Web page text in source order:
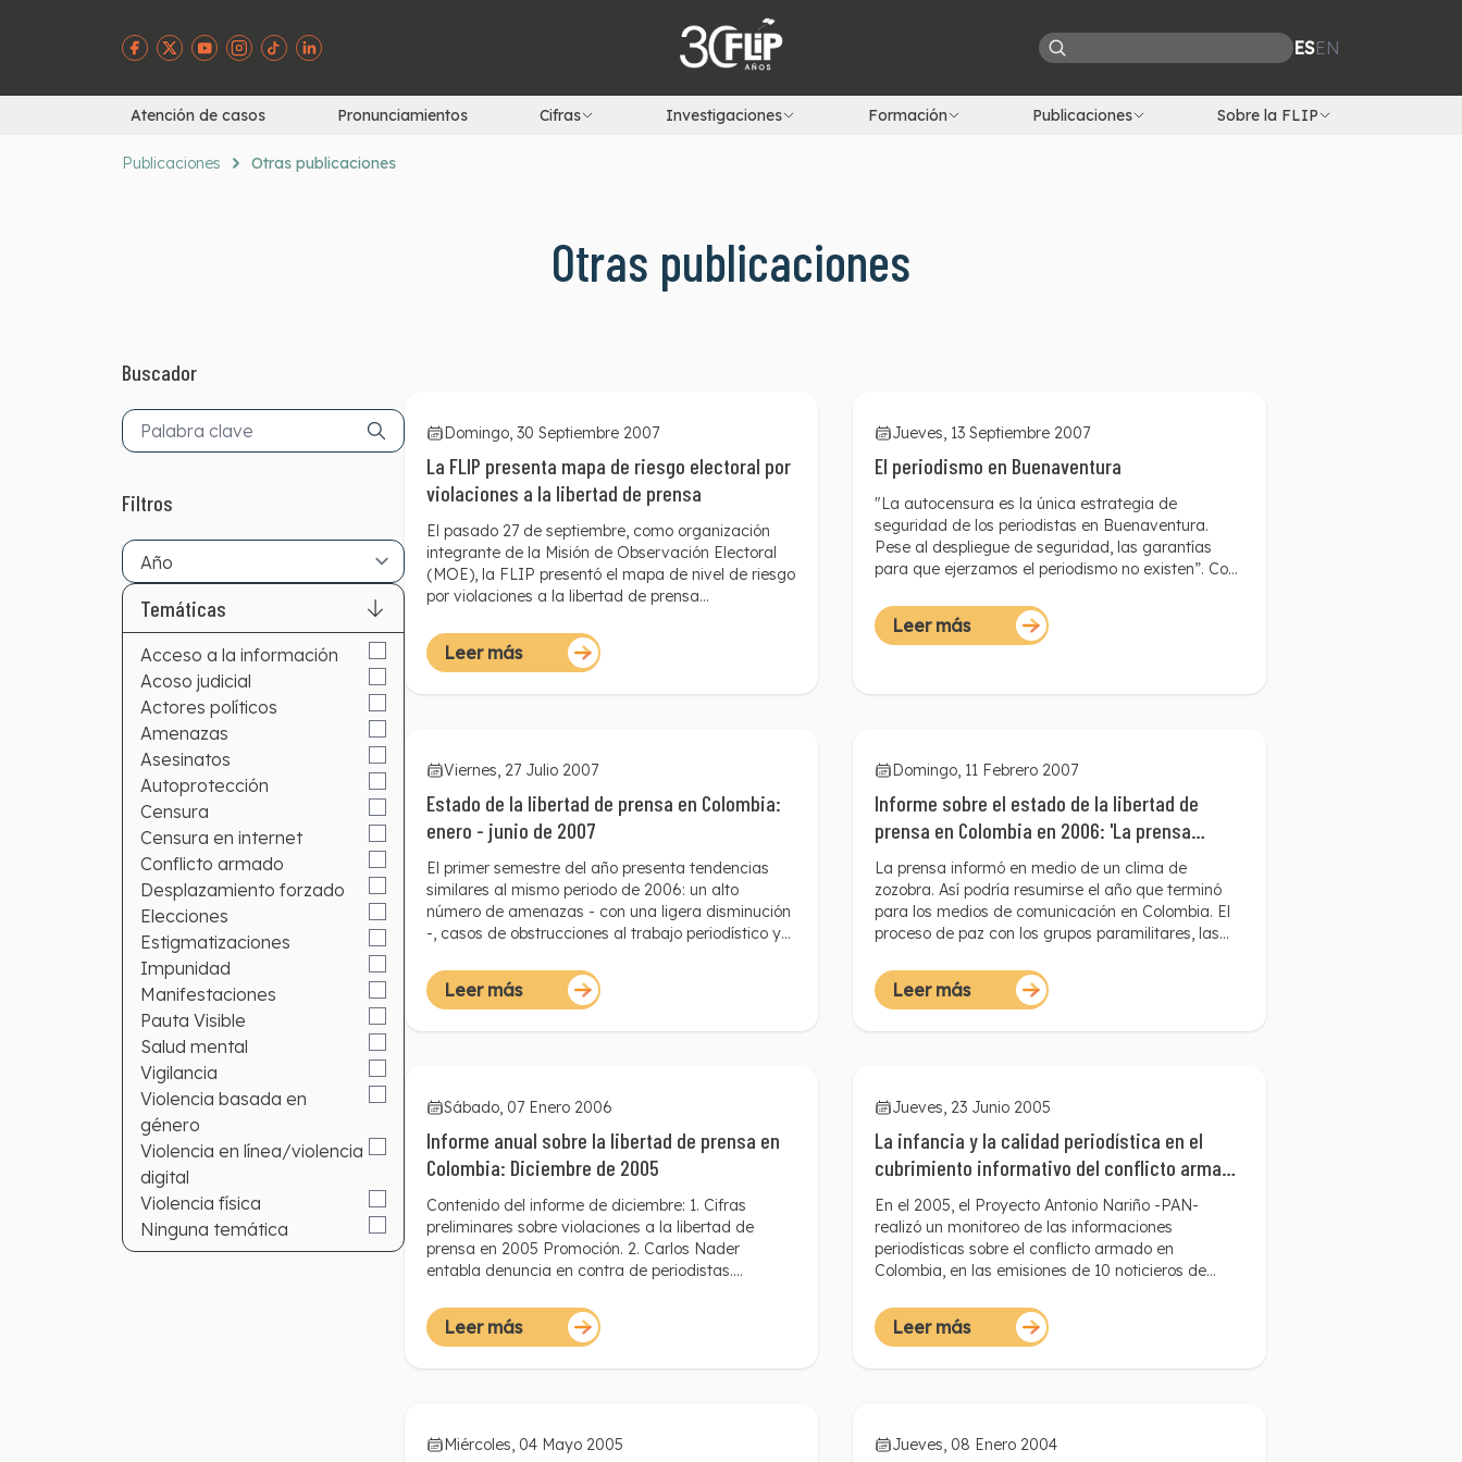
ESEN
Atención de casos Pronunciamientos Cifras Investigaciones Formación Publicaciones Sobre la FLIP
Publicaciones Otras publicaciones
Otras publicaciones
Buscador
Filtros
Temáticas
Acceso a la información
Acoso judicial
Actores políticos
Amenazas
Asesinatos
Autoprotección
Censura
Censura en internet
Conflicto armado
Desplazamiento forzado
Elecciones
Estigmatizaciones
Impunidad
Manifestaciones
Pauta Visible
Salud mental
Vigilancia
Violencia basada en
género
Violencia en línea/violencia
digital
Violencia física
Ninguna temática
Domingo, 30 Septiembre 2007
La FLIP presenta mapa de riesgo electoral por
violaciones a la libertad de prensa
El pasado 27 de septiembre, como organización
integrante de la Misión de Observación Electoral
(MOE), la FLIP presentó el mapa de nivel de riesgo
por violaciones a la libertad de prensa
Leer más
Jueves, 13 Septiembre 2007
El periodismo en Buenaventura
"La autocensura es la única estrategia de
seguridad de los periodistas en Buenaventura.
Pese al despliegue de seguridad, las garantías
para que ejerzamos el periodismo no existen”. Con
las condiciones en que trabajan los
comunicadores.
Leer más
Viernes, 27 Julio 2007
Estado de la libertad de prensa en Colombia:
enero - junio de 2007
El primer semestre del año presenta tendencias
similares al mismo periodo de 2006: un alto
número de amenazas - con una ligera disminución
-, casos de obstrucciones al trabajo periodístico y
las cifras, de los seis meses pasados es importante
destacar tres hechos en materia de libertad de
cubren las audiencias judiciales de los
paramilitares, y las confesiones de asesinatos de
periodistas por parte de desmovilizados de estos
grupos armados.
Leer más
Domingo, 11 Febrero 2007
Informe sobre el estado de la libertad de
prensa en Colombia en 2006: 'La prensa
informó en medio de un clima de zozobra'
La prensa informó en medio de un clima de
zozobra. Así podría resumirse el año que terminó
para los medios de comunicación en Colombia. El
proceso de paz con los grupos paramilitares, las
escándalos de corrupción fueron los grandes
temas de la agenda periodística en el 2006. Y
Leer más
Sábado, 07 Enero 2006
Informe anual sobre la libertad de prensa en
Colombia: Diciembre de 2005
Contenido del informe de diciembre: 1. Cifras
preliminares sobre violaciones a la libertad de
prensa en 2005 Promoción. 2. Carlos Nader
entabla denuncia en contra de periodistas.
Valledupar. Prevención 4. Visita al departamento
de Arauca
Leer más
Jueves, 23 Junio 2005
La infancia y la calidad periodística en el
cubrimiento informativo del conflicto armado
en Colombia
En el 2005, el Proyecto Antonio Nariño -PAN-
realizó un monitoreo de las informaciones
periodísticas sobre el conflicto armado en
Colombia, en las emisiones de 10 noticieros de
nacionales (RCN, Caracol y Canal Uno), tres
canales regionales (Tele Antioquia, Tele Pacífico y
informativa en el cubrimiento del conflicto armado,
Leer más
Miércoles, 04 Mayo 2005 Jueves, 08 Enero 2004